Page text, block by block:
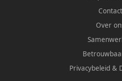
Contact
Over
Privacybeleid &